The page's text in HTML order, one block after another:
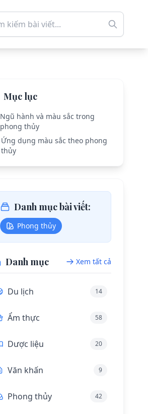
Mục lục
Ngũ hành và màu sắc trong
phong thủy
Ứng dụng màu sắc theo phong
thủy
Danh mục bài viết:
Phong thủy
Danh mục Xem tất cả
Du lịch 14
Ẩm thực 58
Dược liệu 20
Văn khấn 9
Phong thủy 42